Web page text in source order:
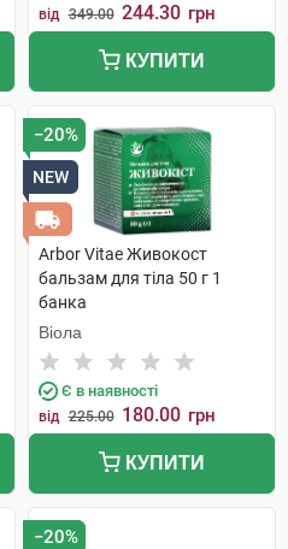
від 349.00 244.30 грн
КУПИТИ
−20%
NEW
Arbor Vitae Живокост
бальзам для тіла 50 г 1
банка
Віола
Є в наявності
від 225.00 180.00 грн
КУПИТИ
−20%